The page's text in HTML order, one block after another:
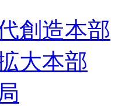
創造本部
大本部